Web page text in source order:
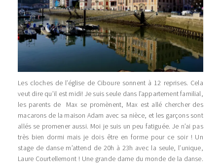
Les cloches de l’église de Ciboure sonnent à 12 reprises. Cela
veut dire qu’il est midi! Je suis seule dans l’appartement familial,
les parents de Max se promènent, Max est allé chercher des
macarons de la maison Adam avec sa nièce, et les garçons sont
allés se promener aussi. Moi je suis un peu fatiguée. Je n’ai pas
très bien dormi mais je dois être en forme pour ce soir ! Un
stage de danse m’attend de 20h à 23h avec la seule, l’unique,
Laure Courtellemont ! Une grande dame du monde de la danse.